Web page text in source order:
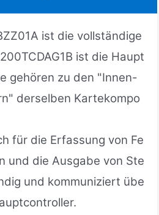
ist die vollständige
ist die Haupt
gehören zu den "Innen-
derselben Kartekompo
für die Erfassung von Fe
und die Ausgabe von Ste
und kommuniziert übe